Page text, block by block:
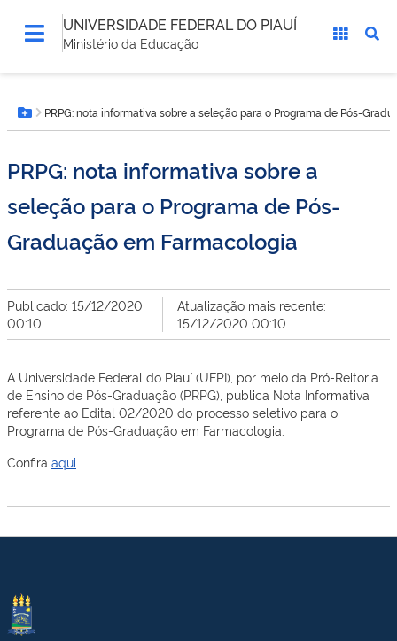
UNIVERSIDADE FEDERAL DO PIAUÍ
Ministério da Educação
está
aqui:Botão Menu
PRPG: nota informativa sobre a seleção para o Programa de Pós-
PRPG: nota informativa sobre a
seleção para o Programa de Pós-
Graduação em Farmacologia
Publicado: 15/12/2020
00:10
Atualização mais recente:
15/12/2020 00:10
A Universidade Federal do Piauí (UFPI), por meio da Pró-Reitoria
de Ensino de Pós-Graduação (PRPG), publica Nota Informativa
referente ao Edital 02/2020 do processo seletivo para o
Programa de Pós-Graduação em Farmacologia.
Confira aqui